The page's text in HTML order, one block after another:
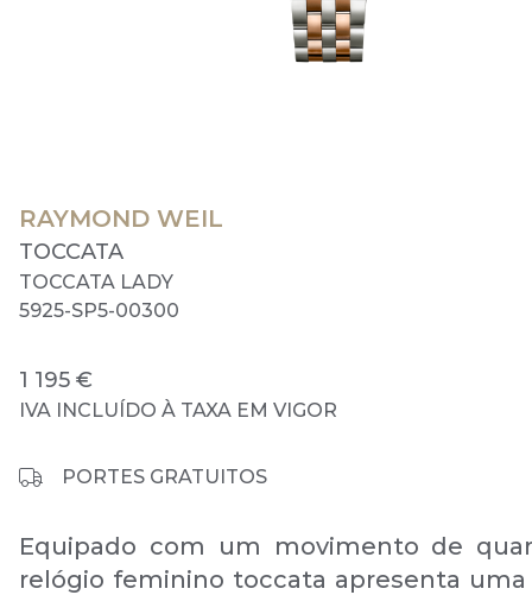
RAYMOND WEIL
TOCCATA
TOCCATA LADY
5925-SP5-00300
1 195 €
IVA INCLUÍDO À TAXA EM VIGOR
PORTES GRATUITOS
Equipado com um movimento de
relógio feminino toccata apresenta